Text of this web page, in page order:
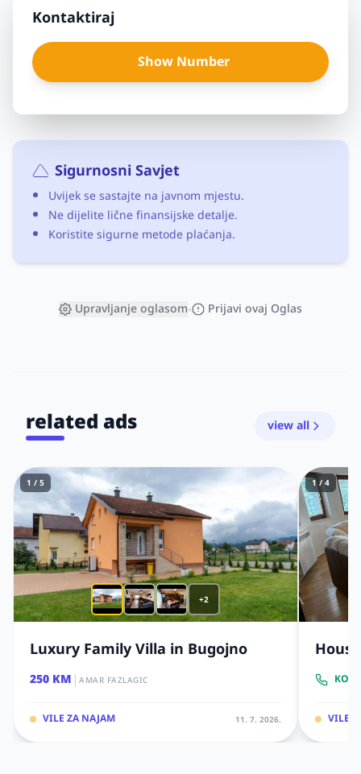
Kontaktiraj
Show Number
Sigurnosni Savjet
Uvijek se sastajte na javnom mjestu.
Ne dijelite lične finansijske detalje.
Koristite sigurne metode plaćanja.
Upravljanje oglasom• Prijavi ovaj Oglas
related ads view all
+2
1 / 5
Luxury Family Villa in Bugojno
250 KM|AMAR FAZLAGIC
VILE ZA NAJAM 11. 7. 2026.
1 / 4
VILE